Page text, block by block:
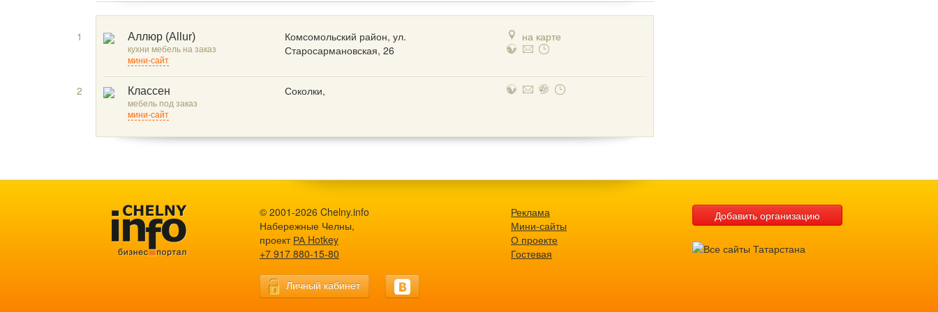
1
Аллюр (Allur)
кухни мебель на заказ
мини-сайт
Комсомольский район, ул.
Старосармановская, 26
на карте
2
Классен
мебель под заказ
мини-сайт
Соколки,
© 2001-2026 Chelny.info
Набережные Челны,
проект РА Hotkey
+7 917 880-15-80
Личный кабинет
Реклама
Мини-сайты
О проекте
Гостевая
Добавить организацию